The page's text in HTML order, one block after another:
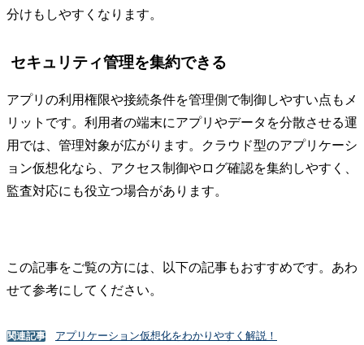
分けもしやすくなります。
セキュリティ管理を集約できる
アプリの利用権限や接続条件を管理側で制御しやすい点もメ
リットです。利用者の端末にアプリやデータを分散させる運
用では、管理対象が広がります。クラウド型のアプリケーシ
ョン仮想化なら、アクセス制御やログ確認を集約しやすく、
監査対応にも役立つ場合があります。
この記事をご覧の方には、以下の記事もおすすめです。あわ
せて参考にしてください。
関連記事 アプリケーション仮想化をわかりやすく解説！